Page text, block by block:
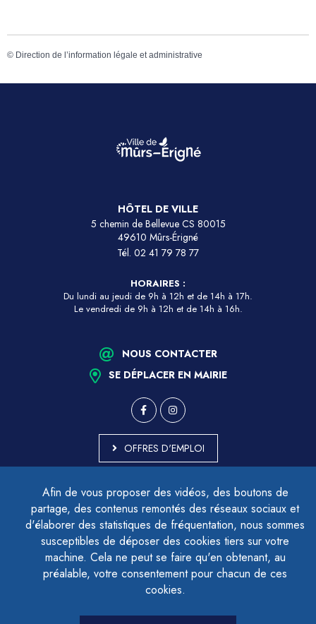
Afin de vous proposer des vidéos, des boutons de
partage, des contenus remontés des réseaux sociaux et
d'élaborer des statistiques de fréquentation, nous sommes
susceptibles de déposer des cookies tiers sur votre
machine. Cela ne peut se faire qu'en obtenant, au
préalable, votre consentement pour chacun de ces
cookies.
© Direction de l’information légale et administrative
HÔTEL DE VILLE
5 chemin de Bellevue CS 80015
49610 Mûrs-Érigné
Tél. 02 41 79 78 77
HORAIRES :
Du lundi au jeudi de 9h à 12h et de 14h à 17h.
Le vendredi de 9h à 12h et de 14h à 16h.
NOUS CONTACTER
SE DÉPLACER EN MAIRIE
OFFRES D'EMPLOI
ACCESSIBILITÉ - PARTIELLEMENT CONFORME
PLAN DU SITE
MENTIONS LÉGALES
CONTACTER LE DÉLÉGUÉ À LA PROTECTION DES DONNÉES
GESTION DES COOKIES
LETTRE D'INFORMATION